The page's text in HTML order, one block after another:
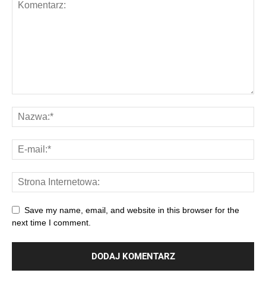
Save my name, email, and website in this browser for the
next time I comment.